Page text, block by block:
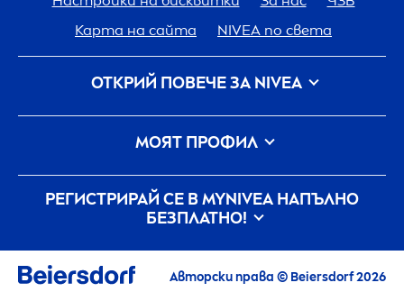
Карта на сайта
NIVEA по света
ОТКРИЙ ПОВЕЧЕ ЗА NIVEA
Кариера Грижа наNIVEAза планетата
Свържи се с нас
МОЯТ ПРОФИЛ
Вход myNIVEA
РЕГИСТРИРАЙ СЕ В MYNIVEA НАПЪЛНО
БЕЗПЛАТНО!
Всички актуални новини, съвети,
информация и офертиАвторски права © Beiersdorf 2026